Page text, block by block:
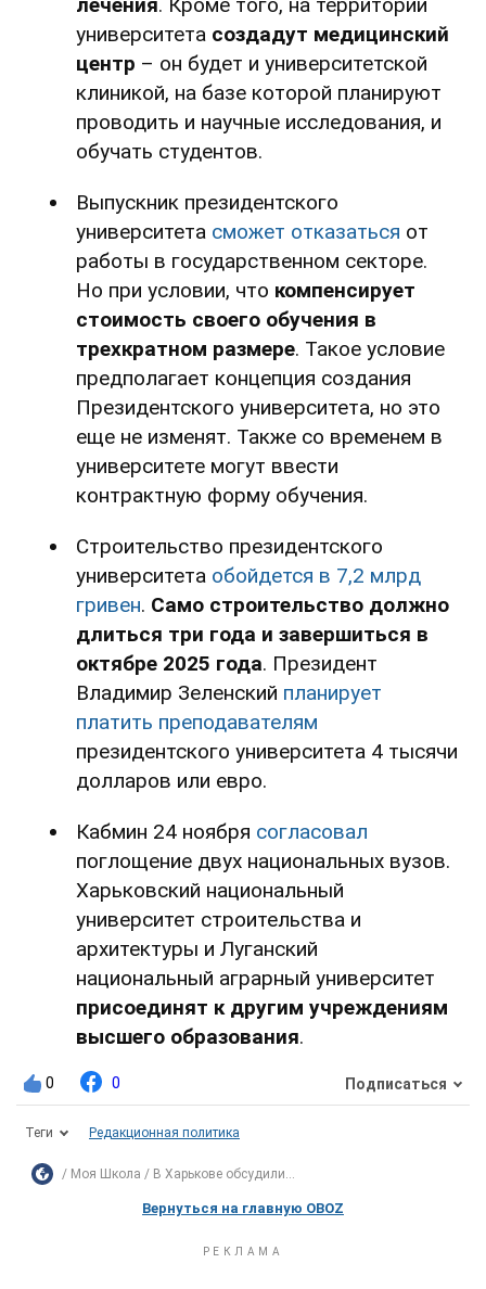
лечения. Кроме того, на территории
университета создадут медицинский
центр – он будет и университетской
клиникой, на базе которой планируют
проводить и научные исследования, и
обучать студентов.
Выпускник президентского
университета сможет отказаться от
работы в государственном секторе.
Но при условии, что компенсирует
стоимость своего обучения в
трехкратном размере. Такое условие
предполагает концепция создания
Президентского университета, но это
еще не изменят. Также со временем в
университете могут ввести
контрактную форму обучения.
Строительство президентского
университета обойдется в 7,2 млрд
гривен. Само строительство должно
длиться три года и завершиться в
октябре 2025 года. Президент
Владимир Зеленский планирует
платить преподавателям
президентского университета 4 тысячи
долларов или евро.
Кабмин 24 ноября согласовал
поглощение двух национальных вузов.
Харьковский национальный
университет строительства и
архитектуры и Луганский
национальный аграрный университет
присоединят к другим учреждениям
высшего образования.
0 0 Подписаться
Теги Редакционная политика
Моя Школа В Харькове обсудили...
Вернуться на главную OBOZ